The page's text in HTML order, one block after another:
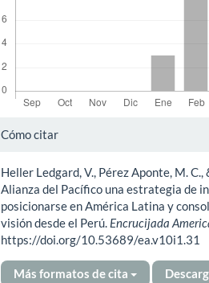
Detalles
artículo
Cómo citar
Heller Ledgard, V., Pérez Aponte, M. C.,
Alianza del Pacífico una estrategia de
posicionarse en América Latina y
visión desde el Perú. Encrucijada
https://doi.org/10.53689/ea.v10i1.31
Más formatos de cita